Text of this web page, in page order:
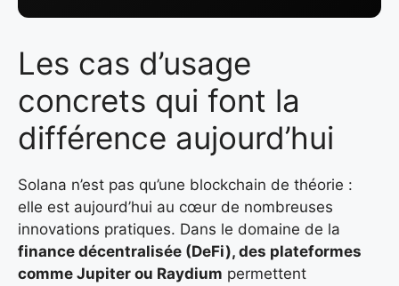
Les cas d’usage
concrets qui font la
différence aujourd’hui
Solana n’est pas qu’une blockchain de théorie :
elle est aujourd’hui au cœur de nombreuses
innovations pratiques. Dans le domaine de la
finance décentralisée (DeFi), des plateformes
comme Jupiter ou Raydium permettent